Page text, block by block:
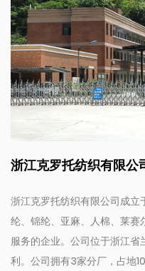
浙江克罗托纺织有限公
浙江克罗托纺织有限公司成
纶、锦纶、亚麻、人棉、莱
服务的企业。公司位于浙江
利。公司拥有3家分厂，占地